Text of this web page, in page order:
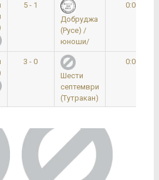
5 - 1
Добруджа
(Русе) /
юноши/
0:00
3 - 0
Шести
септември
(Тутракан)
0:00